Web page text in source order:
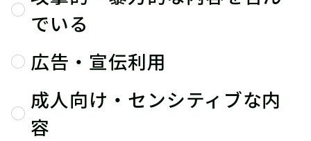
でいる
広告・宣伝利用
成人向け・センシティブな内
容